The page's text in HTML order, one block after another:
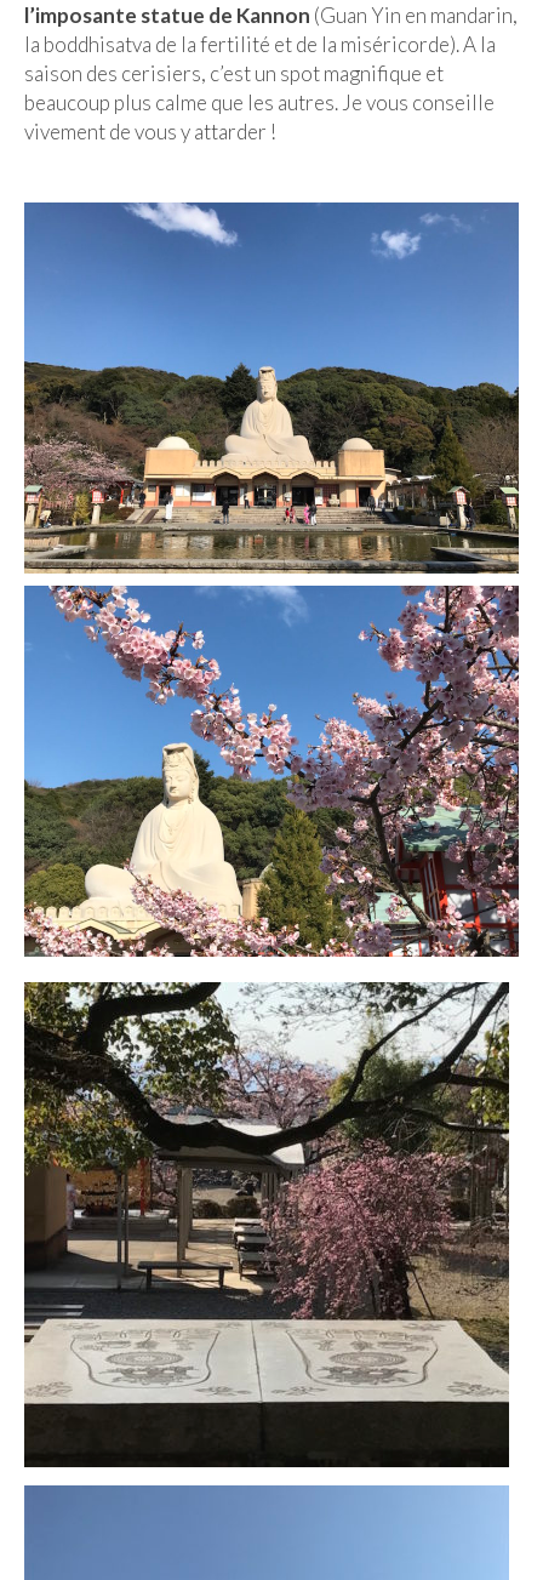
l’imposante statue de Kannon (Guan Yin en mandarin,
la boddhisatva de la fertilité et de la miséricorde). A la
saison des cerisiers, c’est un spot magnifique et
beaucoup plus calme que les autres. Je vous conseille
vivement de vous y attarder !